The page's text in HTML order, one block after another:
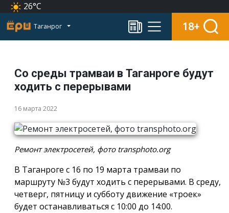
26°C
Таганрог 18+
Со среды трамваи в Таганроге будут
ходить с перерывами
16 марта 2022
Ремонт электросетей, фото transphoto.org
В Таганроге с 16 по 19 марта трамваи по
маршруту №3 будут ходить с перерывами. В среду,
четверг, пятницу и субботу движение «троек»
будет останавливаться с 10:00 до 14:00.